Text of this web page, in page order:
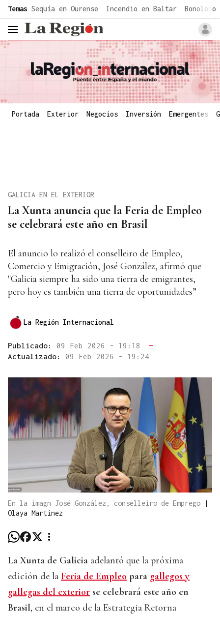
common.go-to-content
Temas Sequía en Ourense Incendio en Baltar Bonoloto
header.menu.open
Portada Exterior Negocios Inversión Emergentes
La Xunta anuncia que la Feria de Empleo
se celebrará este año en Brasil
GALICIA EN EL EXTERIOR
El anuncio lo realizó el conselleiro de Empleo,
Comercio y Emigración, José González, afirmó que
"Galicia siempre ha sido una tierra de emigrantes,
pero hoy es también una tierra de oportunidades”
La Región Internacional
Publicado: 09 Feb 2026 - 19:18
—
Actualizado: 09 Feb 2026 - 19:24
En la imagn José González, conselleiro de Emprego
|
Olaya Martinez
La Xunta de Galicia adelantó que la próxima
edición de la Feria de Empleo para gallegos y
gallegas del exterior se celebrará este año en
Brasil, en el marco de la Estrategia Retorna